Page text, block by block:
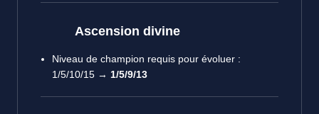
Ascension divine
Niveau de champion requis pour évoluer :
1/5/10/15 → 1/5/9/13